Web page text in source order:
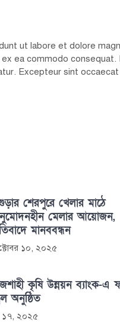
ut labore et dolore
ea commodo consequat.
Excepteur sint occaecat
শেরপুরে খেলার মাঠে
মেলার আয়োজন,
মানববন্ধন
১০, ২০২৫
কৃষি উন্নয়ন ব্যাংক-এ
অনুষ্ঠিত
১৭, ২০২৫